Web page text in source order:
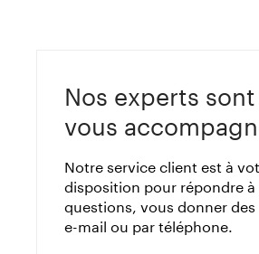
Nos experts
vous
Notre service client est à
disposition pour répondre à
questions, vous donner
e-mail ou par téléphone.